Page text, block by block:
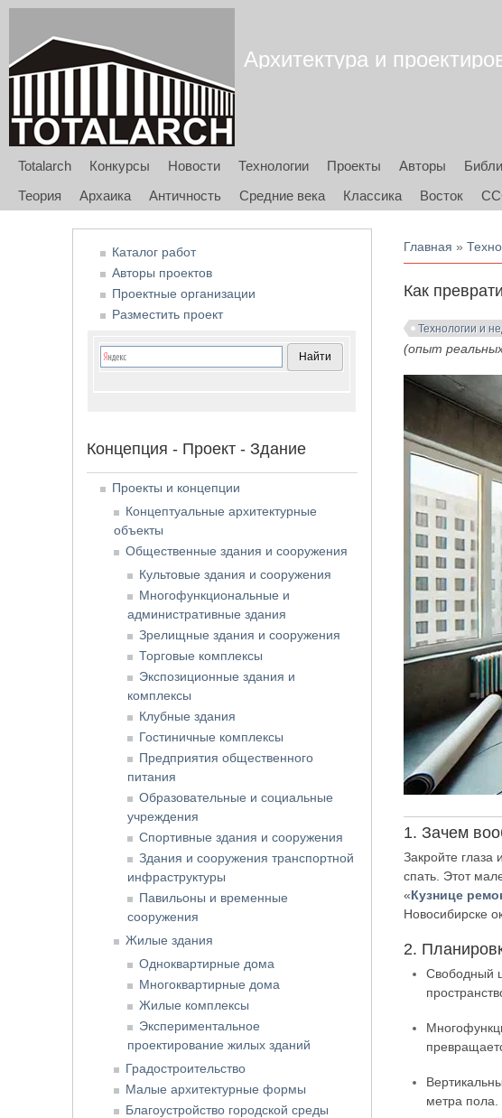
Архитектура и
Totalarch Конкурсы Новости Технологии Проекты Авторы
Теория
Архаика Античность Средние века Классика Восток
Вы здесь
Главная »
Как
Технологии и
(опыт
1. Зачем
Закройте глаза
спать. Этот
«Кузнице
Новосибирске
2.
Свободный
метра пола.
Каталог работ
Авторы проектов
Проектные организации
Разместить проект
Концепция - Проект - Здание
Проекты и концепции
Концептуальные архитектурные
объекты
Общественные здания и сооружения
Культовые здания и сооружения
Многофункциональные и
административные здания
Зрелищные здания и сооружения
Торговые комплексы
Экспозиционные здания и
комплексы
Клубные здания
Гостиничные комплексы
Предприятия общественного
питания
Образовательные и социальные
учреждения
Спортивные здания и сооружения
Здания и сооружения транспортной
инфраструктуры
Павильоны и временные
сооружения
Жилые здания
Одноквартирные дома
Многоквартирные дома
Жилые комплексы
Экспериментальное
проектирование жилых зданий
Градостроительство
Малые архитектурные формы
Благоустройство городской среды